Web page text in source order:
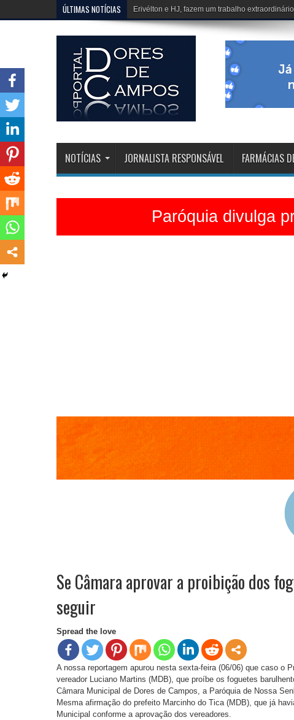
ÚLTIMAS NOTÍCIAS Viola na Praça agitou São Sebastião de
NOTÍCIAS JORNALISTA RESPONSÁVEL FARMÁCIAS
Paróquia divulga
Se Câmara aprovar a proibição dos
seguir
Spread the love
A nossa reportagem apurou nesta sexta-feira (06/06) que caso o
vereador Luciano Martins (MDB), que proíbe os foguetes
Câmara Municipal de Dores de Campos, a Paróquia de Nossa
Mesma afirmação do prefeito Marcinho do Tica (MDB), que já
Municipal conforme a aprovação dos vereadores.